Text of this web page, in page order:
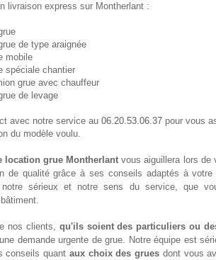
livraison express sur Montherlant :
de type araignée
mobile
spéciale chantier
grue avec chauffeur
de levage
avec notre service au 06.20.53.06.37 pour vous
du modèle voulu.
location grue Montherlant vous aiguillera lors de
de qualité grâce à ses conseils adaptés à votre
sérieux et notre sens du service, que
nos clients, qu'ils soient des particuliers ou
demande urgente de grue. Notre équipe est
conseils quant aux choix des grues dont vous